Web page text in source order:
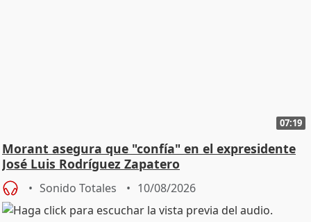
07:19
Morant asegura que "confía" en el expresidente
José Luis Rodríguez Zapatero
Sonido Totales 10/08/2026